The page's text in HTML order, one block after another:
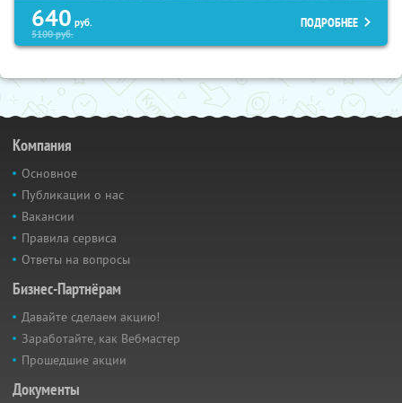
640 руб.
5100руб.
ПОДРОБНЕЕ
Компания
Основное
Публикации о нас
Вакансии
Правила сервиса
Ответы на вопросы
Бизнес-Партнёрам
Давайте сделаем акцию!
Заработайте, как Вебмастер
Прошедшие акции
Документы